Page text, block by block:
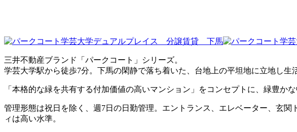
三井不動産ブランド「パークコート」シリーズ。
学芸大学駅から徒歩7分。下馬の閑静で落ち着いた、台地上の平坦地に立地し
「本格的な緑を共有する付加価値の高いマンション」をコンセプトに、緑豊か
管理形態は祝日を除く、週7日の日勤管理。エントランス、エレベーター、玄
ィは高い水準。